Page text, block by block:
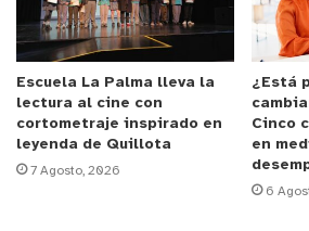
00:00
Escuela La Palma lleva la
lectura al cine con
cortometraje inspirado en
leyenda de Quillota
7 Agosto, 2026
¿Está
Cinco
en
6